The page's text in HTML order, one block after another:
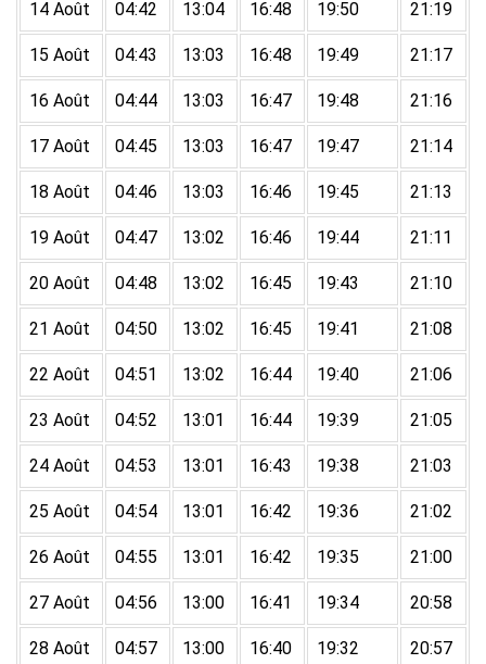
14 Août 04:42 13:04 16:48 19:50 21:19
15 Août 04:43 13:03 16:48 19:49 21:17
16 Août 04:44 13:03 16:47 19:48 21:16
17 Août 04:45 13:03 16:47 19:47 21:14
18 Août 04:46 13:03 16:46 19:45 21:13
19 Août 04:47 13:02 16:46 19:44 21:11
20 Août 04:48 13:02 16:45 19:43 21:10
21 Août 04:50 13:02 16:45 19:41 21:08
22 Août 04:51 13:02 16:44 19:40 21:06
23 Août 04:52 13:01 16:44 19:39 21:05
24 Août 04:53 13:01 16:43 19:38 21:03
25 Août 04:54 13:01 16:42 19:36 21:02
26 Août 04:55 13:01 16:42 19:35 21:00
27 Août 04:56 13:00 16:41 19:34 20:58
28 Août 04:57 13:00 16:40 19:32 20:57